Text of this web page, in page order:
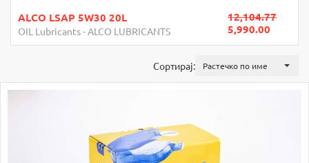
12,104.77
5,990.00
ALCO LSAP 5W30 20L
OIL Lubricants-ALCO LUBRICANTS
Сортирај: Растечко по име